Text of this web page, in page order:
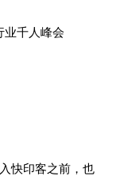
业千人峰会
快印客之前，也